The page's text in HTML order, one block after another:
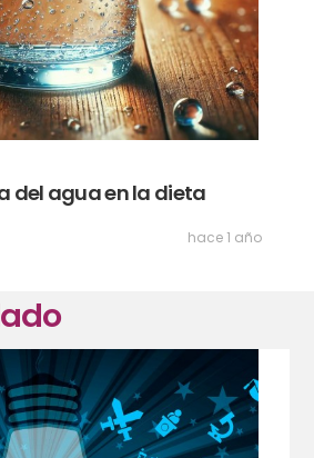
del agua en la dieta
hace 1 año